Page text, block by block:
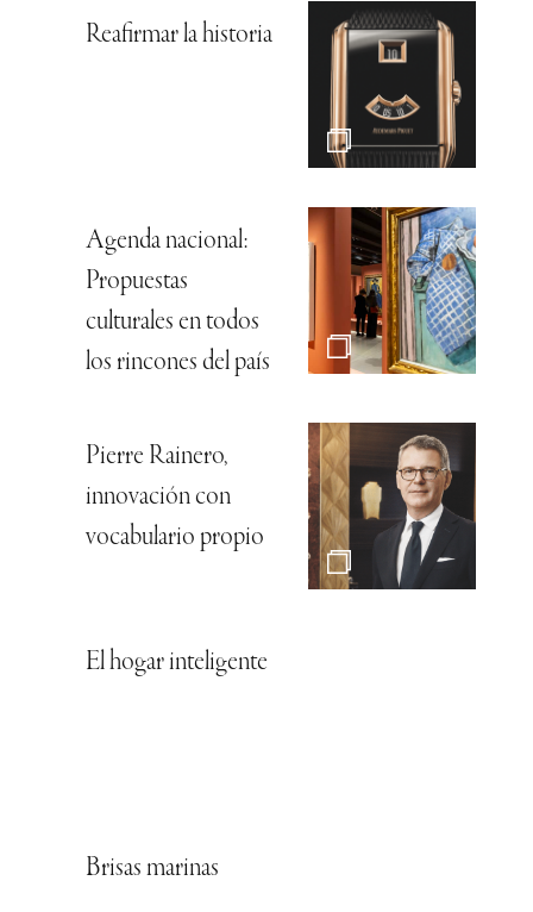
Reafirmar la historia
Agenda nacional:
Propuestas
culturales en todos
los rincones del país
Pierre Rainero,
innovación con
vocabulario propio
El hogar inteligente
Brisas marinas